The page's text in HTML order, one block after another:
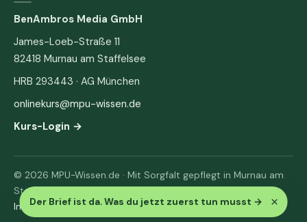
Der Brief ist da. Was du jetzt zuerst tun musst → ×
BenAmbros Media GmbH
James-Loeb-Straße 11
82418 Murnau am Staffelsee
HRB 293443 · AG München
onlinekurs@mpu-wissen.de
Kurs-Login →
© 2026 MPU-Wissen.de · Mit Sorgfalt gepflegt in Murnau am
Staffelsee
Impressum· Datenschutz & AGB